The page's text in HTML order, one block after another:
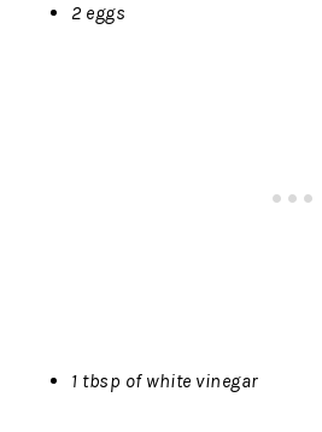
2 eggs
1 tbsp of white vinegar